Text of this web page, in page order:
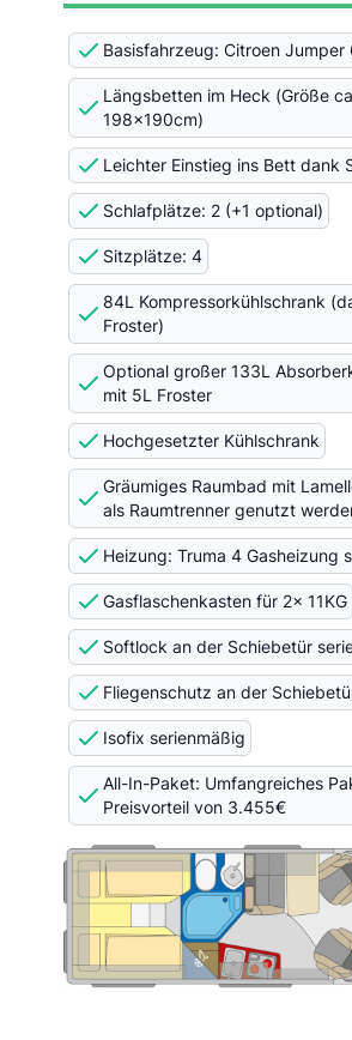
Basisfahrzeug: Citroen Jumper
Längsbetten im Heck (Größe
198x190cm)
Leichter Einstieg ins Bett dank
Schlafplätze: 2 (+1 optional)
Sitzplätze: 4
84L Kompressorkühlschrank
Froster)
Optional großer 133L
mit 5L Froster
Hochgesetzter Kühlschrank
Gräumiges Raumbad mit
als Raumtrenner genutzt
Heizung: Truma 4 Gasheizung
Gasflaschenkasten für 2x 11KG
Softlock an der Schiebetür
Fliegenschutz an der
Isofix serienmäßig
All-In-Paket: Umfangreiches
Preisvorteil von 3.455€